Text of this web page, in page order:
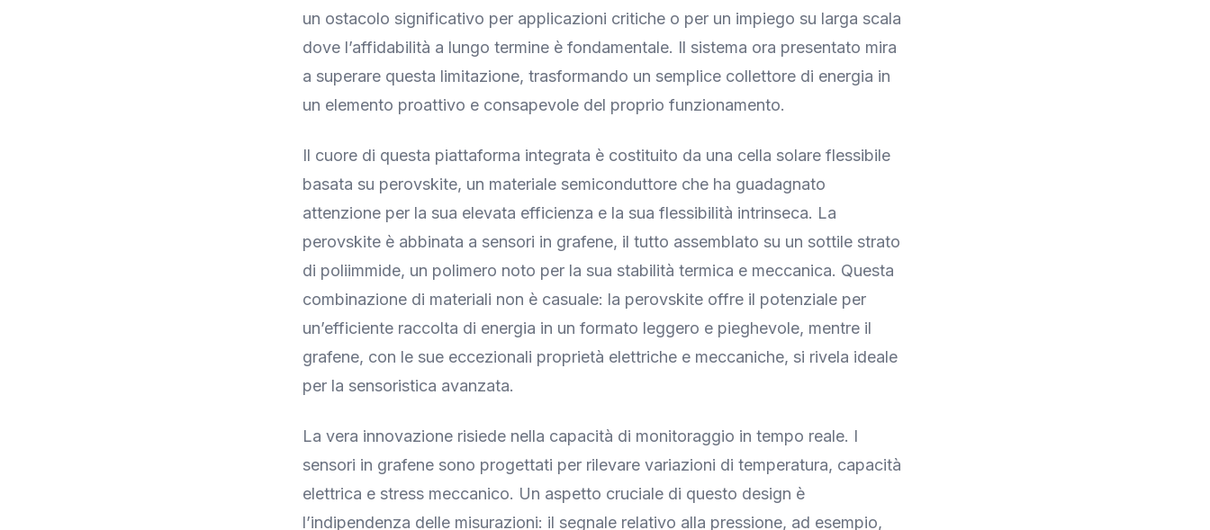
un ostacolo significativo per applicazioni critiche o per un impiego su larga scala
dove l’affidabilità a lungo termine è fondamentale. Il sistema ora presentato mira
a superare questa limitazione, trasformando un semplice collettore di energia in
un elemento proattivo e consapevole del proprio funzionamento.
Il cuore di questa piattaforma integrata è costituito da una cella solare flessibile
basata su perovskite, un materiale semiconduttore che ha guadagnato
attenzione per la sua elevata efficienza e la sua flessibilità intrinseca. La
perovskite è abbinata a sensori in grafene, il tutto assemblato su un sottile strato
di poliimmide, un polimero noto per la sua stabilità termica e meccanica. Questa
combinazione di materiali non è casuale: la perovskite offre il potenziale per
un’efficiente raccolta di energia in un formato leggero e pieghevole, mentre il
grafene, con le sue eccezionali proprietà elettriche e meccaniche, si rivela ideale
per la sensoristica avanzata.
La vera innovazione risiede nella capacità di monitoraggio in tempo reale. I
sensori in grafene sono progettati per rilevare variazioni di temperatura, capacità
elettrica e stress meccanico. Un aspetto cruciale di questo design è
l’indipendenza delle misurazioni: il segnale relativo alla pressione, ad esempio,